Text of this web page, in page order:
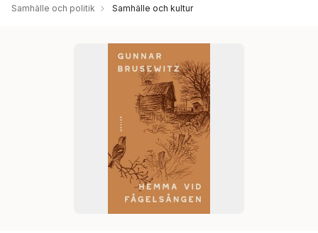
Samhälle och politik Samhälle och kultur